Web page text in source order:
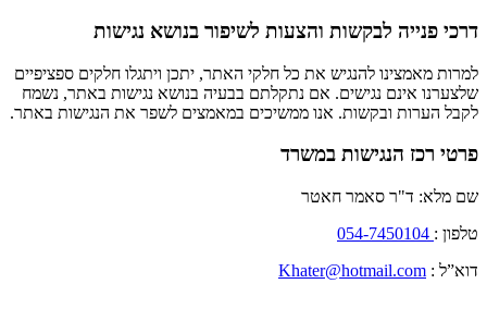
דרכי פנייה לבקשות והצעות לשיפור בנושא נגישות
למרות מאמצינו להנגיש את כל חלקי האתר, יתכן ויתגלו חלקים ספציפיים
שלצערנו אינם נגישים. אם נתקלתם בבעיה בנושא נגישות באתר, נשמח
לקבל הערות ובקשות. אנו ממשיכים במאמצים לשפר את הנגישות באתר.
פרטי רכז הנגישות במשרד
שם מלא: ד"ר סאמר חאטר
טלפון :
דוא”ל : Khater@hotmail.com